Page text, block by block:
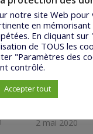
2 mai 2020
notre site Web pour
en mémorisant
En cliquant sur
de TOUS les
"Paramètres des
contrôlé.
Accepter tout